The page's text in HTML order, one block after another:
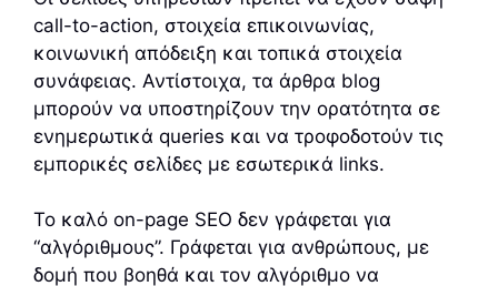
call-to-action, στοιχεία επικοινωνίας,
κοινωνική απόδειξη και τοπικά στοιχεία
συνάφειας. Αντίστοιχα, τα άρθρα blog
μπορούν να υποστηρίζουν την ορατότητα σε
ενημερωτικά queries και να τροφοδοτούν τις
εμπορικές σελίδες με εσωτερικά links.
Το καλό on-page SEO δεν γράφεται για
“αλγόριθμους”. Γράφεται για ανθρώπους, με
δομή που βοηθά και τον αλγόριθμο να